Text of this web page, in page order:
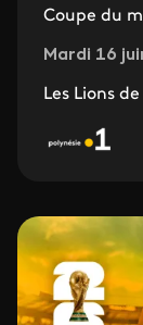
Coupe du
Mardi 16
Les Lions